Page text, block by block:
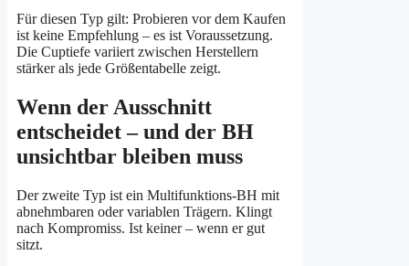
Für diesen Typ gilt: Probieren vor dem Kaufen
ist keine Empfehlung – es ist Voraussetzung.
Die Cuptiefe variiert zwischen Herstellern
stärker als jede Größentabelle zeigt.
Wenn der Ausschnitt
entscheidet – und der BH
unsichtbar bleiben muss
Der zweite Typ ist ein Multifunktions-BH mit
abnehmbaren oder variablen Trägern. Klingt
nach Kompromiss. Ist keiner – wenn er gut
sitzt.